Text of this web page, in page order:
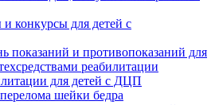
конкурсы для детей с
показаний и противопоказаний для
реабилитации
для детей с ДЦП
шейки бедра